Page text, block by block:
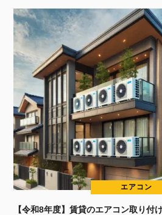
エアコン
【令和8年度】賃貸のエアコン取り付